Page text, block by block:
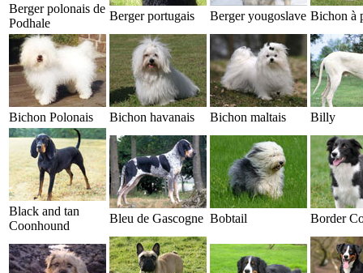
Berger polonais de
Podhale
Berger portugais Berger yougoslave Bichon à
Bichon Polonais Bichon havanais Bichon maltais Billy
Black and tan
Coonhound
Bleu de Gascogne Bobtail Border